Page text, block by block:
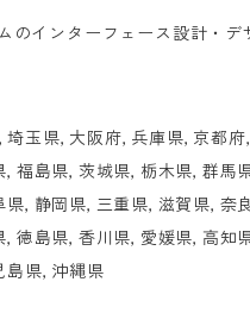
インターフェース設計・デ
玉県, 大阪府, 兵庫県, 京都
, 福島県, 茨城県, 栃木県, 群馬
, 静岡県, 三重県, 滋賀県, 奈
, 徳島県, 香川県, 愛媛県, 高知
島県, 沖縄県